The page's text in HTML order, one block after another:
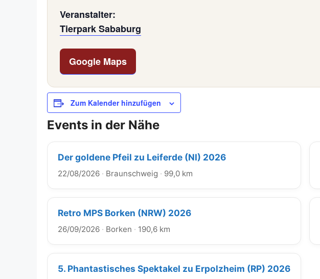
Veranstalter:
Tierpark Sababurg
Google Maps
Zum Kalender hinzufügen
Events in der Nähe
Der goldene Pfeil zu Leiferde (NI) 2026
22/08/2026 · Braunschweig · 99,0 km
Retro MPS Borken (NRW) 2026
26/09/2026 · Borken · 190,6 km
5. Phantastisches Spektakel zu Erpolzheim (RP) 2026